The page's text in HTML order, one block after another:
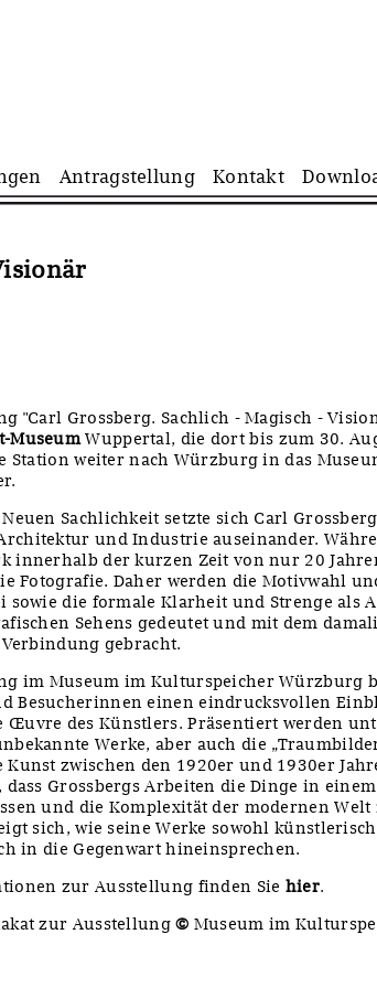
Antragstellung Kontakt
"Carl Grossberg. Sachlich - Magisch -
MuseumWuppertal, die dort bis zum 30.
Station weiter nach Würzburg in das
Sachlichkeit setzte sich Carl
und Industrie auseinander.
innerhalb der kurzen Zeit von nur 20
Fotografie. Daher werden die Motivwahl
sowie die formale Klarheit und Strenge als
Sehens gedeutet und mit dem
gebracht.
im Museum im Kulturspeicher Würzburg
Besucherinnen einen eindrucksvollen
Œuvre des Künstlers. Präsentiert werden
Werke, aber auch die
Kunst zwischen den 1920er und 1930er
Grossbergs Arbeiten die Dinge in
und die Komplexität der modernen Welt
sich, wie seine Werke sowohl
in die Gegenwart hineinsprechen.
zur Ausstellung finden Sie hier.
zur Ausstellung© Museum im